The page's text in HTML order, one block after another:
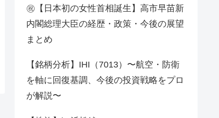
㊗【日本初の女性首相誕生】高市早苗新
内閣総理大臣の経歴・政策・今後の展望
まとめ
【銘柄分析】IHI（7013）〜航空・防衛
を軸に回復基調、今後の投資戦略をプロ
が解説〜